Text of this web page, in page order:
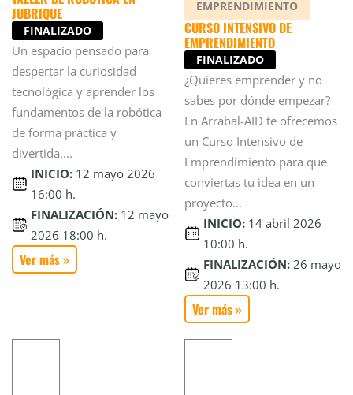
JUBRIQUE
FINALIZADO
Un espacio pensado para
despertar la curiosidad
tecnológica y aprender los
fundamentos de la robótica
de forma práctica y
divertida....
INICIO: 12 mayo 2026
16:00 h.
FINALIZACIÓN: 12 mayo
2026 18:00 h.
Ver más »
EMPRENDIMIENTO
CURSO INTENSIVO DE
EMPRENDIMIENTO
FINALIZADO
¿Quieres emprender y no
sabes por dónde empezar?
En Arrabal-AID te ofrecemos
un Curso Intensivo de
Emprendimiento para que
conviertas tu idea en un
proyecto...
INICIO: 14 abril 2026
10:00 h.
FINALIZACIÓN: 26 mayo
2026 13:00 h.
Ver más »